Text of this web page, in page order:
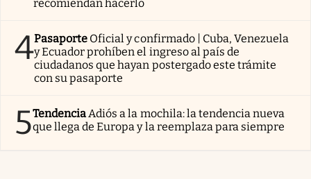
recomiendan hacerlo
4Pasaporte Oficial y confirmado | Cuba, Venezuela
y Ecuador prohíben el ingreso al país de
ciudadanos que hayan postergado este trámite
con su pasaporte
5TendenciaAdiós a la mochila: la tendencia nueva
que llega de Europa y la reemplaza para siempre